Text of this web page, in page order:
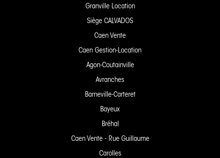
Granville Location
Siège CALVADOS
Caen Vente
Caen Gestion-Location
Agon-Coutainville
Avranches
Barneville-Carteret
Bayeux
Bréhal
Caen Vente - Rue Guillaume
Carolles